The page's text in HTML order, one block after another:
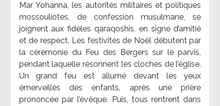
Mar Yohanna, les autorités militaires et politiques
mossouliotes, de confession musulmane, se
joignent aux fidèles qaraqoshis, en signe d’amitié
et de respect. Les festivités de Noël débutent par
la cérémonie du Feu des Bergers sur le parvis,
pendant laquelle résonnent les cloches de l’église.
Un grand feu est allumé devant les yeux
émerveillés des enfants, après une prière
prononcée par l’évêque. Puis, tous rentrent dans